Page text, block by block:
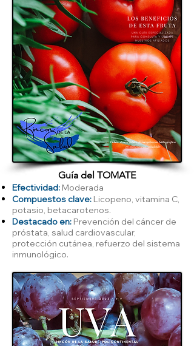
Guía del TOMATE
Efectividad: Moderada
Compuestos clave: Licopeno, vitamina C,
potasio, betacarotenos.
Destacado en: Prevención del cáncer de
próstata, salud cardiovascular,
protección cutánea, refuerzo del sistema
inmunológico.